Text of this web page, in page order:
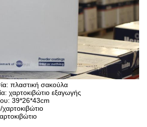
πλαστική σακούλα
χαρτοκιβώτιο εξαγωγής
39*26*43cm